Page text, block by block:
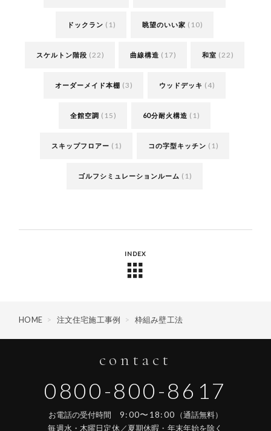
ドックラン (1) 眺望のいい家 (10)
スケルトン階段 (22) 曲線構造 (17) 和室 (22)
オーダーメイド本棚 (3) ウッドデッキ (4)
全館空調 (15) 60分耐火構造 (1)
スキップフロアー (1) コの字型キッチン (1)
ゴルフシミュレーションルーム (1)
INDEX
HOME > 注文住宅施工事例 > 枠組み壁工法
contact
0800-800-8617
お電話の受付時間 9:00〜18:00
（通話無料）
毎週水・木曜日定休／夏期休暇・年末年始を除く